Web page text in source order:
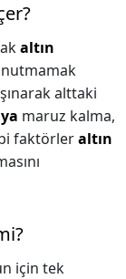
altın
alttaki
maruz kalma,
faktörleraltın
için tek